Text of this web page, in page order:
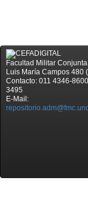
Facultad Militar Conjunta
Luis María Campos 480
Contacto: 011 4346-
3495
E-Mail: